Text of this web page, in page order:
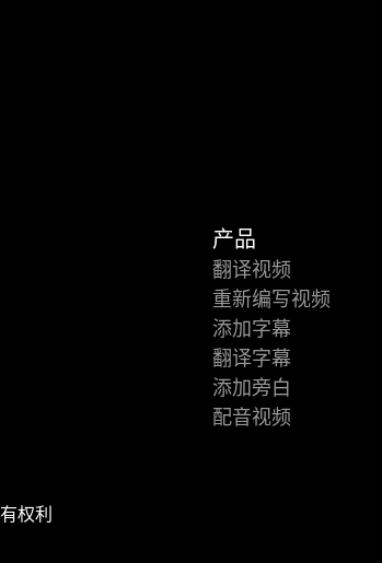
产品
翻译视频
重新编写视频
添加字幕
翻译字幕
添加旁白
配音视频
权利